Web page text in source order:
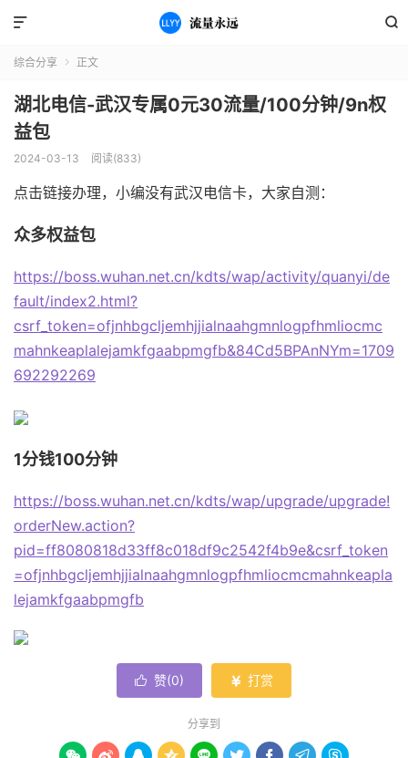


综合分享  正文
湖北电信-武汉专属0元30流量/100分钟/9n权
益包
2024-03-13 阅读(833)
点击链接办理，小编没有武汉电信卡，大家自测：
众多权益包
https://boss.wuhan.net.cn/kdts/wap/activity/quanyi/de
fault/index2.html?
csrf_token=ofjnhbgcljemhjjialnaahgmnlogpfhmliocmc
mahnkeaplalejamkfgaabpmgfb&84Cd5BPAnNYm=1709
692292269
1分钱100分钟
https://boss.wuhan.net.cn/kdts/wap/upgrade/upgrade!
orderNew.action?
pid=ff8080818d33ff8c018df9c2542f4b9e&csrf_token
=ofjnhbgcljemhjjialnaahgmnlogpfhmliocmcmahnkeapla
lejamkfgaabpmgfb
 赞(0)  打赏
分享到